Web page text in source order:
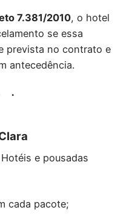
7.381/2010, o hotel
se essa
prevista no contrato e
antecedência.
e pousadas
cada pacote;